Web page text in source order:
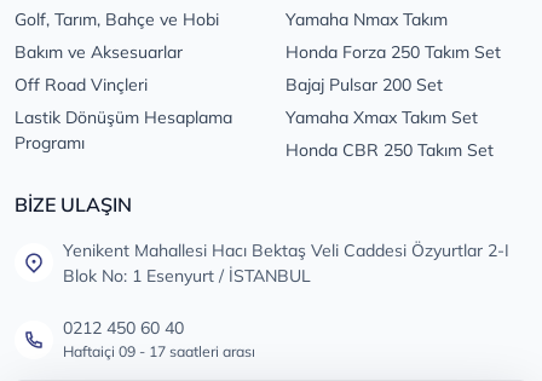
Golf, Tarım, Bahçe ve Hobi
Bakım ve Aksesuarlar
Off Road Vinçleri
Lastik Dönüşüm Hesaplama
Programı
Yamaha Nmax Takım
Honda Forza 250 Takım Set
Bajaj Pulsar 200 Set
Yamaha Xmax Takım Set
Honda CBR 250 Takım Set
BİZE ULAŞIN
Yenikent Mahallesi Hacı Bektaş Veli Caddesi Özyurtlar 2-I
Blok No: 1 Esenyurt / İSTANBUL
0212 450 60 40
Haftaiçi 09 - 17 saatleri arası